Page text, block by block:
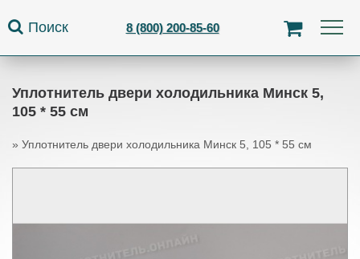
Поиск 8 (800) 200-85-60
Уплотнитель двери холодильника Минск 5,
105 * 55 см
Вы здесь
» Уплотнитель двери холодильника Минск 5, 105 * 55 см